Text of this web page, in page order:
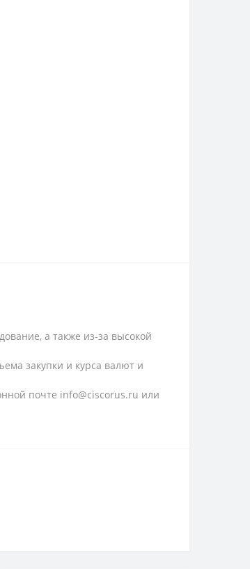
а также из-за высокой
закупки и курса валют и
почте info@ciscorus.ru или